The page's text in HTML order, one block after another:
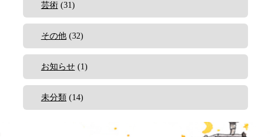
芸術(31)
その他(32)
お知らせ(1)
未分類(14)